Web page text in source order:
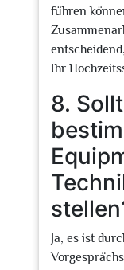
führen
Ihr
8.
Ja, es ist